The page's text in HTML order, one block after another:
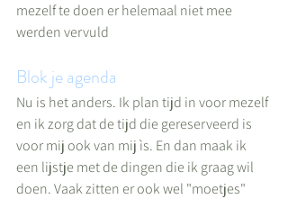
mezelf te doen er helemaal niet mee
werden vervuld
Blok je agenda
Nu is het anders. Ik plan tijd in voor mezelf
en ik zorg dat de tijd die gereserveerd is
voor mij ook van mij ìs. En dan maak ik
een lijstje met de dingen die ik graag wil
doen. Vaak zitten er ook wel "moetjes"